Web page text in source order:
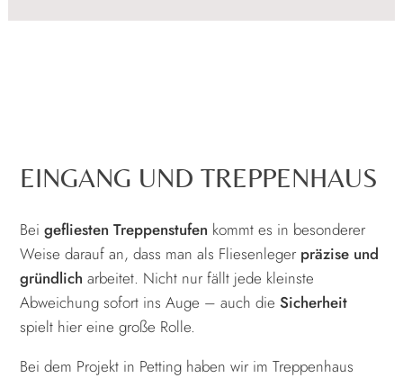
EINGANG UND TREPPENHAUS
Beigefliesten Treppenstufen kommt es in besonderer
Weise darauf an, dass man als Fliesenleger präzise und
gründlich arbeitet. Nicht nur fällt jede kleinste
Abweichung sofort ins Auge – auch dieSicherheit
spielt hier eine große Rolle.
Bei dem Projekt in Petting haben wir im Treppenhaus